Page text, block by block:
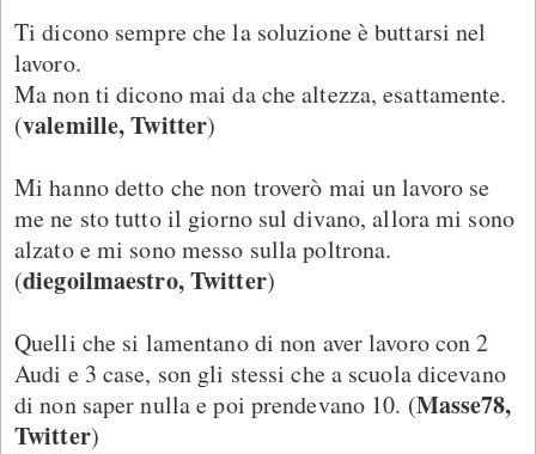
Ti dicono sempre che la soluzione è buttarsi nel
lavoro.
Ma non ti dicono mai da che altezza, esattamente.
(valemille, Twitter)
Mi hanno detto che non troverò mai un lavoro se
me ne sto tutto il giorno sul divano, allora mi sono
alzato e mi sono messo sulla poltrona.
(diegoilmaestro, Twitter)
Quelli che si lamentano di non aver lavoro con 2
Audi e 3 case, son gli stessi che a scuola dicevano
di non saper nulla e poi prendevano 10. (Masse78,
Twitter)